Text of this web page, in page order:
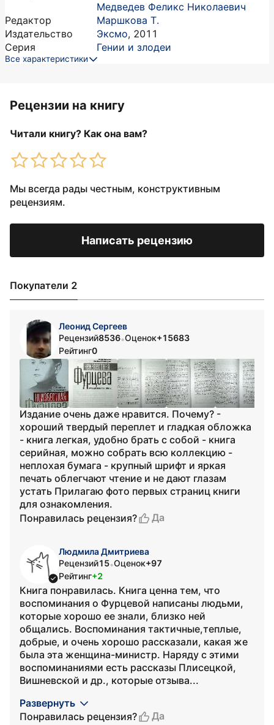
Медведев Феликс Николаевич
Редактор
Маршкова Т.
Издательство
Эксмо, 2011
Серия
Гении и злодеи
Все характеристики
Рецензии на книгу
Читали книгу? Как она вам?
Мы всегда рады честным, конструктивным
рецензиям.
Написать рецензию
Покупатели 2
Леонид Сергеев
Рецензий8536•Оценок+15683
Рейтинг0
Издание очень даже нравится. Почему? -
хороший твердый переплет и гладкая обложка
- книга легкая, удобно брать с собой - книга
серийная, можно собрать всю коллекцию -
неплохая бумага - крупный шрифт и яркая
печать облегчают чтение и не дают глазам
устать Прилагаю фото первых страниц книги
для ознакомления.
Понравилась рецензия?
Да
Людмила Дмитриева
Рецензий15•Оценок+97
Рейтинг+2
Книга понравилась. Книга ценна тем, что
воспоминания о Фурцевой написаны людьми,
которые хорошо ее знали, близко ней
общались. Воспоминания тактичные,теплые,
добрые, и очень хорошо рассказали, какая же
была эта женщина-министр. Наряду с этими
воспоминаниями есть рассказы Плисецкой,
Вишневской и др., которые отзыва...
Развернуть
Понравилась рецензия?
Да